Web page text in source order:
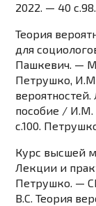
2022. — 40
Теория
для
Пашкевич. —
Петрушко,
пособие / И.М.
c.100.
Курс высшей
Лекции и
Петрушко. —
В.С. Теория